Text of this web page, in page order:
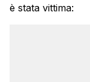
è stata vittima: